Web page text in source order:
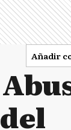
Añadir